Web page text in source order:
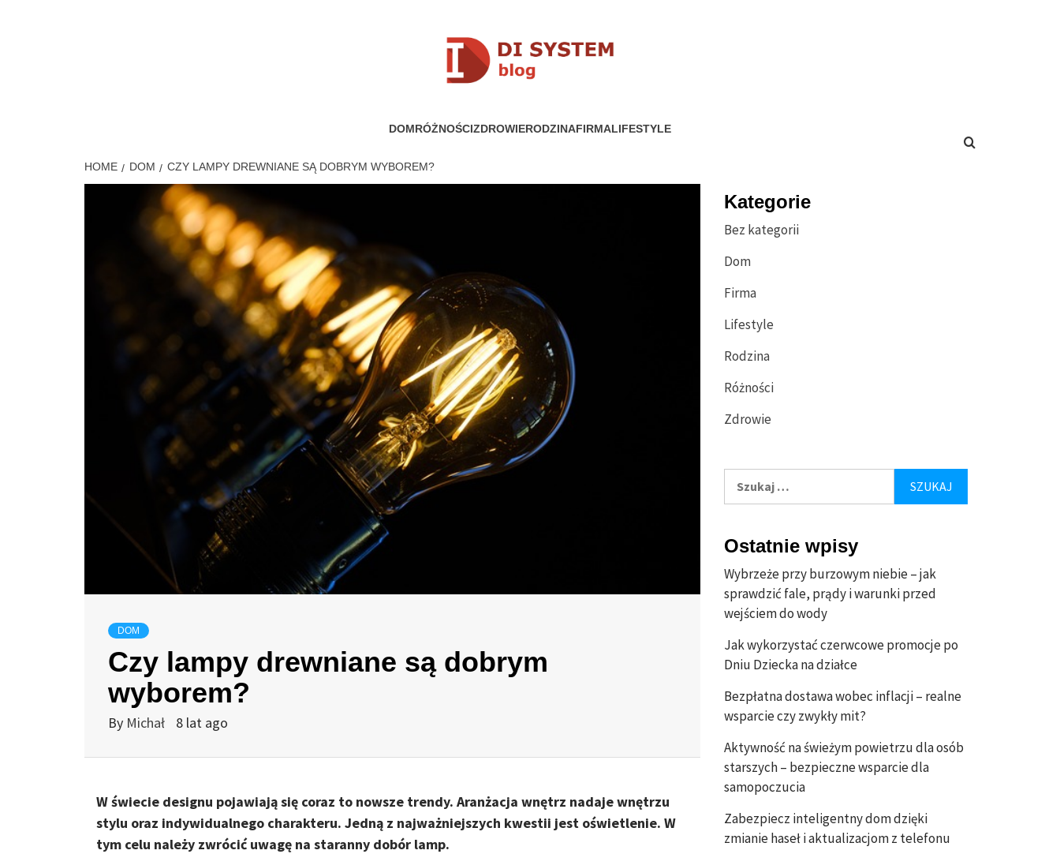
MÓJ SYSTEM
DOMRÓŻNOŚCIZDROWIERODZINAFIRMALIFESTYLE
HOME DOM CZY LAMPY DREWNIANE SĄ DOBRYM WYBOREM?
DOM
Czy lampy drewniane są dobrym
wyborem?
By Michał 8 lat ago
W świecie designu pojawiają się coraz to nowsze trendy. Aranżacja wnętrz nadaje wnętrzu
stylu oraz indywidualnego charakteru. Jedną z najważniejszych kwestii jest oświetlenie. W
tym celu należy zwrócić uwagę na staranny dobór lamp.
Kategorie
Bez kategorii
Dom
Firma
Lifestyle
Rodzina
Różności
Zdrowie
Ostatnie wpisy
Wybrzeże przy burzowym niebie – jak
sprawdzić fale, prądy i warunki przed
wejściem do wody
Jak wykorzystać czerwcowe promocje po
Dniu Dziecka na działce
Bezpłatna dostawa wobec inflacji – realne
wsparcie czy zwykły mit?
Aktywność na świeżym powietrzu dla osób
starszych – bezpieczne wsparcie dla
samopoczucia
Zabezpiecz inteligentny dom dzięki
zmianie haseł i aktualizacjom z telefonu